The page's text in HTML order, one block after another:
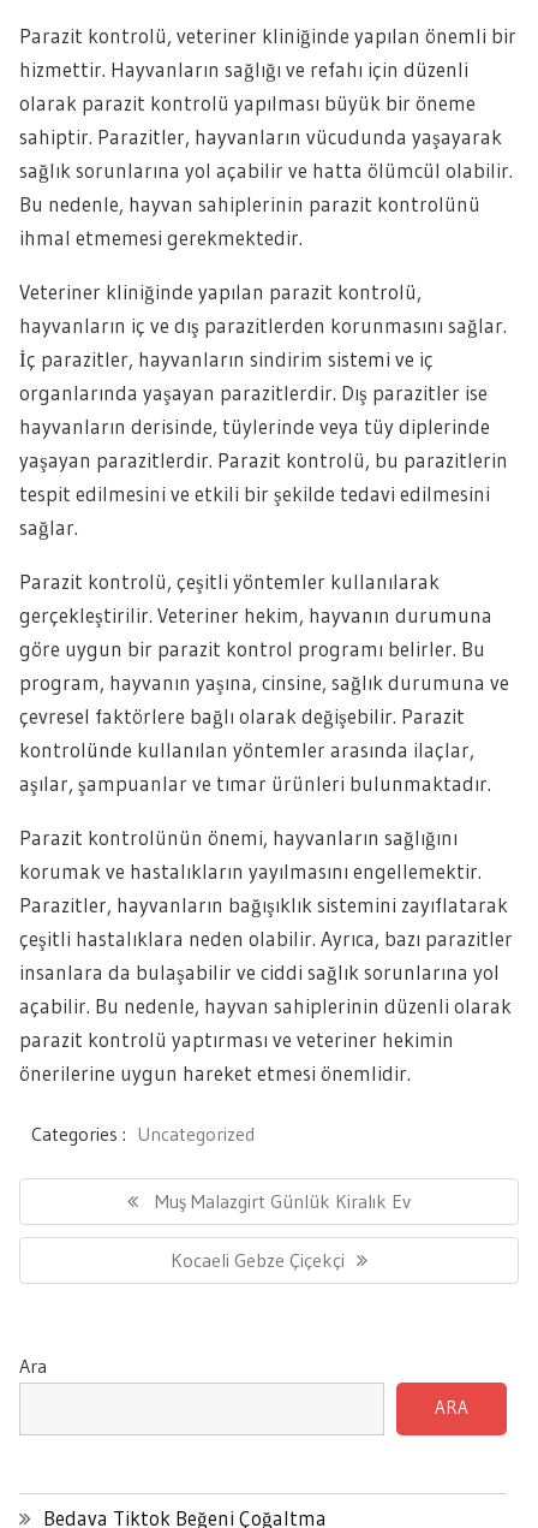
Parazit kontrolü, veteriner kliniğinde yapılan önemli bir
hizmettir. Hayvanların sağlığı ve refahı için düzenli
olarak parazit kontrolü yapılması büyük bir öneme
sahiptir. Parazitler, hayvanların vücudunda yaşayarak
sağlık sorunlarına yol açabilir ve hatta ölümcül olabilir.
Bu nedenle, hayvan sahiplerinin parazit kontrolünü
ihmal etmemesi gerekmektedir.
Veteriner kliniğinde yapılan parazit kontrolü,
hayvanların iç ve dış parazitlerden korunmasını sağlar.
İç parazitler, hayvanların sindirim sistemi ve iç
organlarında yaşayan parazitlerdir. Dış parazitler ise
hayvanların derisinde, tüylerinde veya tüy diplerinde
yaşayan parazitlerdir. Parazit kontrolü, bu parazitlerin
tespit edilmesini ve etkili bir şekilde tedavi edilmesini
sağlar.
Parazit kontrolü, çeşitli yöntemler kullanılarak
gerçekleştirilir. Veteriner hekim, hayvanın durumuna
göre uygun bir parazit kontrol programı belirler. Bu
program, hayvanın yaşına, cinsine, sağlık durumuna ve
çevresel faktörlere bağlı olarak değişebilir. Parazit
kontrolünde kullanılan yöntemler arasında ilaçlar,
aşılar, şampuanlar ve tımar ürünleri bulunmaktadır.
Parazit kontrolünün önemi, hayvanların sağlığını
korumak ve hastalıkların yayılmasını engellemektir.
Parazitler, hayvanların bağışıklık sistemini zayıflatarak
çeşitli hastalıklara neden olabilir. Ayrıca, bazı parazitler
insanlara da bulaşabilir ve ciddi sağlık sorunlarına yol
açabilir. Bu nedenle, hayvan sahiplerinin düzenli olarak
parazit kontrolü yaptırması ve veteriner hekimin
önerilerine uygun hareket etmesi önemlidir.
Categories : Uncategorized
Previous
Post:
Muş Malazgirt Günlük Kiralık Ev
Next
Post:
Kocaeli Gebze Çiçekçi
Ara
ARA
Bedava Tiktok Beğeni Çoğaltma